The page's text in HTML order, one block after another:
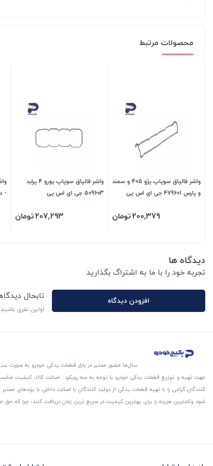
محصولات مرتبط
واشر قالپاق سوپاپ پژو 405 و سمند
و پارس 479601 جی ای اس پی
200,379تومان
واشر قالپاق سوپاپ یورو 4 پراید
509603 جی ای اس پی
207,293تومان
دیدگاه ها
تجربه خود را با ما به اشتراگ بگذارید
افزودن دیدگاه تابحال
اولین نفری
سال‌ها حضور معتبر در بازار قطعات یدکی خودرو به صورت
جهت تهیه و توزیع قطعات یدکی خودرو با توجه به سه رویکرد : اصالت کالا، کیفیت
کنندگان گرامی را با تهیه قطعات یدکی از تولید کنندگان با اصالت داخلی با
شود و‌کمترین هزینه را برای بهترین کیفیت در سریع ترین زمان دریافت کنند، چرا که